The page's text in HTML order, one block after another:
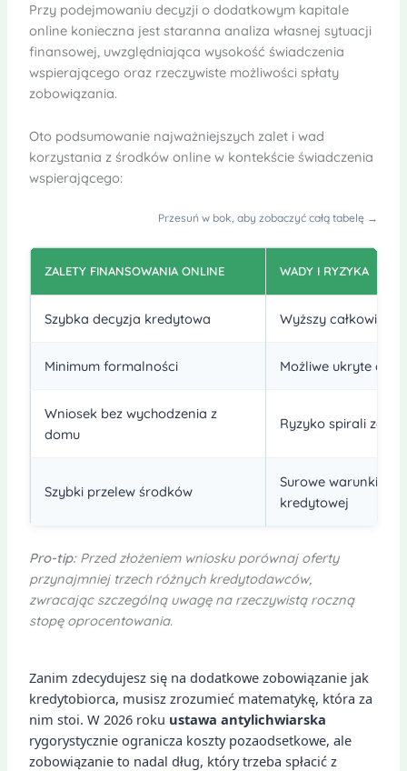
Przy podejmowaniu decyzji o dodatkowym kapitale
online konieczna jest staranna analiza własnej sytuacji
finansowej, uwzględniająca wysokość świadczenia
wspierającego oraz rzeczywiste możliwości spłaty
zobowiązania.
Oto podsumowanie najważniejszych zalet i wad
korzystania z środków online w kontekście świadczenia
wspierającego:
Przesuń w bok, aby zobaczyć całą tabelę →
ZALETY FINANSOWANIA ONLINE WADY I RYZYKA
Szybka decyzja kredytowa Wyższy całkowity
Minimum formalności Możliwe ukryte
Wniosek bez wychodzenia z
domu
Ryzyko spirali
Szybki przelew środków
Surowe warunki
kredytowej
Pro-tip: Przed złożeniem wniosku porównaj oferty
przynajmniej trzech różnych kredytodawców,
zwracając szczególną uwagę na rzeczywistą roczną
stopę oprocentowania.
Zanim zdecydujesz się na dodatkowe zobowiązanie jak
kredytobiorca, musisz zrozumieć matematykę, która za
nim stoi. W 2026 roku ustawa antylichwiarska
rygorystycznie ogranicza koszty pozaodsetkowe, ale
zobowiązanie to nadal dług, który trzeba spłacić z